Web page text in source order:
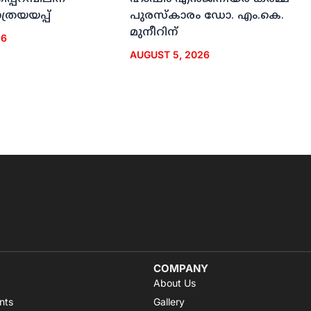
പുരസ്‌കാരം ഡോ. എം.കെ.
മുനീറിന്
AUGUST 5, 2026
COMPANY
About Us
Gallery